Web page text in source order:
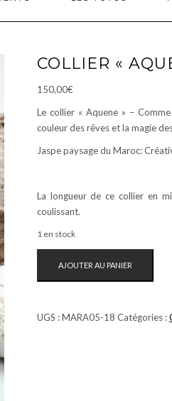
COLLIER «
150,00€
Le collier « Aquene » –
couleur des rêves et la magie
Jaspe paysage du Maroc:
La longueur de ce collier en
coulissant.
1 en stock
-
AJOUTER AU PANIER
UGS :MARA05-18 Catégories :